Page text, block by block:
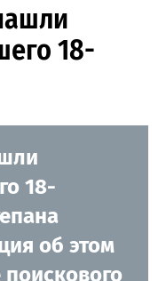
18-
18-
об этом